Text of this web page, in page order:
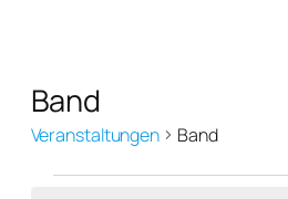
Band
Veranstaltungen Band